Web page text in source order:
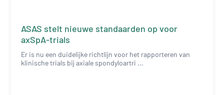
ASAS stelt nieuwe standaarden op voor
axSpA-trials
Er is nu een duidelijke richtlijn voor het rapporteren van
klinische trials bij axiale spondyloartri ...